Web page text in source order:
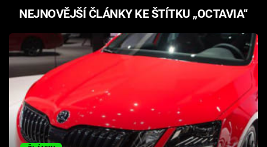
Témata
Filmy
Seriály
Hry
NEJNOVĚJŠÍ ČLÁNKY KE ŠTÍTKU „OCTAVIA“